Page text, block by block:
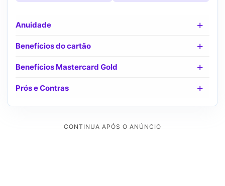
Anuidade
Benefícios do cartão
Benefícios Mastercard Gold
Prós e Contras